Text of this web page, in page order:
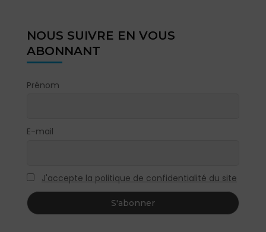
NOUS SUIVRE EN VOUS
ABONNANT
Prénom
E-mail
J'accepte la politique de confidentialité du site